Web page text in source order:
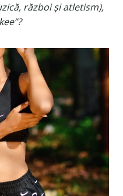
război și atletism),